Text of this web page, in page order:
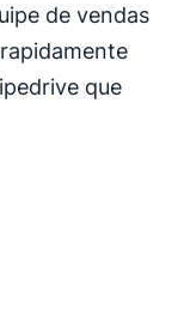
de vendas
que